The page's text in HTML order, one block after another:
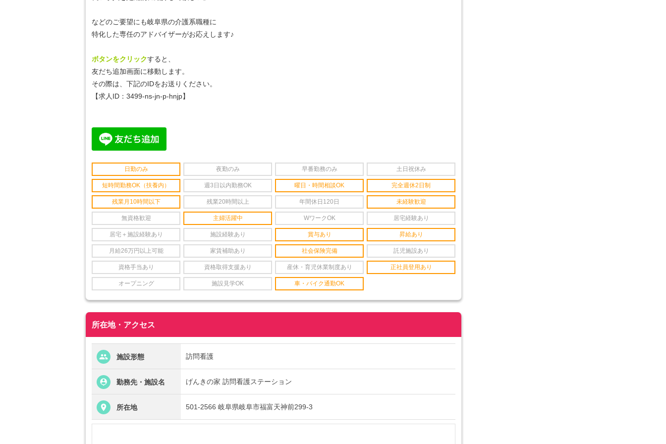
などのご要望にも岐阜県の介護系職種に
特化した専任のアドバイザーがお応えします♪
ボタンをクリックすると、
友だち追加画面に移動します。
その際は、下記のIDをお送りください。
【求人ID：3499-ns-jn-p-hnjp】
日勤のみ 夜勤のみ 早番勤務のみ 土日祝休み
短時間勤務OK（扶養内） 週3日以内勤務OK 曜日・時間相談OK 完全週休2日制
残業月10時間以下 残業20時間以上 年間休日120日 未経験歓迎
無資格歓迎 主婦活躍中 WワークOK 居宅経験あり
居宅＋施設経験あり 施設経験あり 賞与あり 昇給あり
月給26万円以上可能 家賃補助あり 社会保険完備 託児施設あり
資格手当あり 資格取得支援あり 産休・育児休業制度あり 正社員登用あり
オープニング 施設見学OK 車・バイク通勤OK
所在地・アクセス
施設形態 訪問看護
勤務先・施設名 げんきの家 訪問看護ステーション
所在地 501-2566 岐阜県岐阜市福富天神前299-3